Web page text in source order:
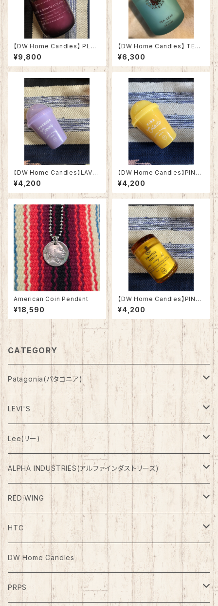
【DW Home Candles】 PLU
M & BORDEAUX FIG 17.7oz
【アロマキャンドル】
¥9,800
【DW Home Candles】 TEA
LEAF 8.5oz【アロマキャンド
ル】
¥6,300
【DW Home Candles】LAVE
NDER COOLER 4.3oz【アロ
マキャンドル】
¥4,200
【DW Home Candles】PINA
COLADA 4.3oz【アロマキャン
ドル】
¥4,200
American Coin Pendant
¥18,590
【DW Home Candles】PINEA
PPLE VANILLA 3.8oz【アロマ
キャンドル】
¥4,200
CATEGORY
Patagonia(パタゴニア)
Outer(アウター)
Down(ダウン)
Fleese(フリース)
Pants(パンツ)
Shorts(ショーツ)
LEVI'S
Denim Pants
ETC Pants
Lee(リー)
Outer(アウター)
ALPHA INDUSTRIES(アルファインダストリーズ)
Outer(アウター)
RED WING
Boots
ケア用品
HTC
Belt（ベルト）
DW Home Candles
PRPS